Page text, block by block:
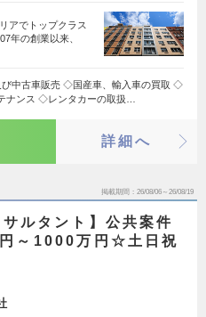
アでトップクラス
年の創業以来、
中古車販売 ◇国産車、輸入車の買取 ◇
ナンス ◇レンタカーの取扱…
詳細へ
掲載期間 26/08/06～26/08/19
サルタント】公共案件
～1000万円☆土日祝